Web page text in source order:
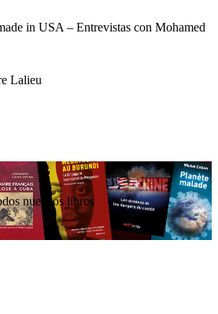
in USA – Entrevistas con Mohamed
Lalieu
nuestros libros